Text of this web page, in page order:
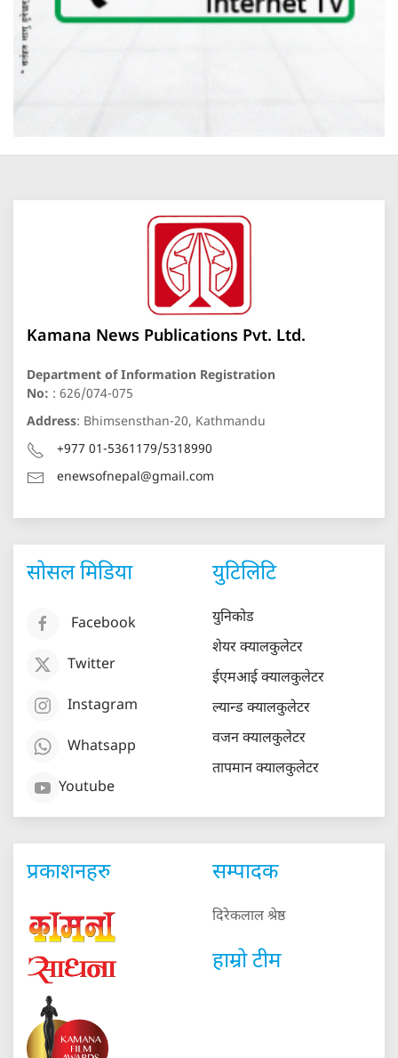
Kamana News Publications Pvt. Ltd.
Department of Information Registration
No: : 626/074-075
Address: Bhimsensthan-20, Kathmandu
+977 01-5361179/5318990
enewsofnepal@gmail.com
सोसल मिडिया
Facebook
Twitter
Instagram
Whatsapp
Youtube
युटिलिटि
युनिकोड
शेयर क्यालकुलेटर
ईएमआई क्यालकुलेटर
ल्यान्ड क्यालकुलेटर
वजन क्यालकुलेटर
तापमान क्यालकुलेटर
प्रकाशनहरु सम्पादक
दिरेकलाल श्रेष्ठ
हाम्रो टीम